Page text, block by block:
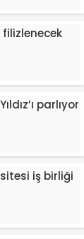
filizlenecek
parlıyor
iş birliği